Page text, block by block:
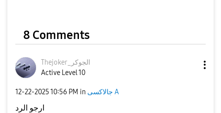
8 Comments
Thejoker_الجوكر
Active Level 10
‎12-22-202510:56 PM in جالاكسى A
ارجو الرد